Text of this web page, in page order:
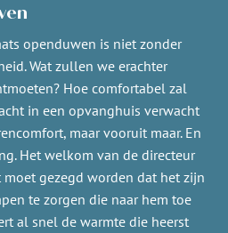
openduwen is niet zonder
Wat zullen we erachter
Hoe comfortabel zal
in een opvanghuis verwacht
maar vooruit maar. En
Het welkom van de directeur
gezegd worden dat het zijn
te zorgen die naar hem toe
al snel de warmte die heerst